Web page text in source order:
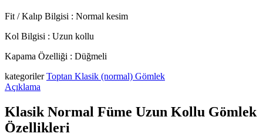
Fit / Kalıp Bilgisi : Normal kesim
Kol Bilgisi : Uzun kollu
Kapama Özelliği : Düğmeli
kategoriler Toptan Klasik (normal) Gömlek
Açıklama
Klasik Normal Füme Uzun Kollu Gömlek
Özellikleri